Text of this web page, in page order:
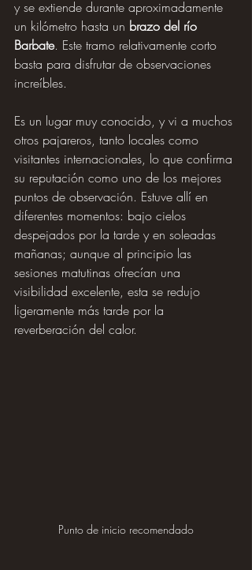
y se extiende durante aproximadamente
un kilómetro hasta un brazo del río
Barbate. Este tramo relativamente corto
basta para disfrutar de observaciones
increíbles.
Es un lugar muy conocido, y vi a muchos
otros pajareros, tanto locales como
visitantes internacionales, lo que confirma
su reputación como uno de los mejores
puntos de observación. Estuve allí en
diferentes momentos: bajo cielos
despejados por la tarde y en soleadas
mañanas; aunque al principio las
sesiones matutinas ofrecían una
visibilidad excelente, esta se redujo
ligeramente más tarde por la
reverberación del calor.
Punto de inicio recomendado